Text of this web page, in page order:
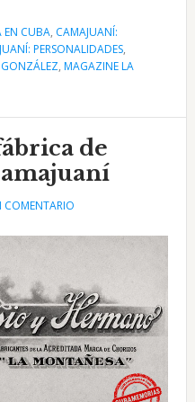
EN CUBA, CAMAJUANÍ:
PERSONALIDADES,
, MAGAZINE LA
de
COMENTARIO